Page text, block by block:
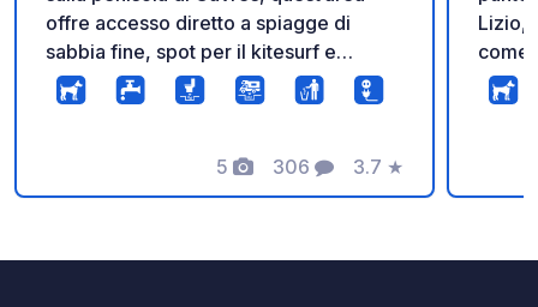
offre accesso diretto a spiagge di
sabbia fine, spot per il kitesurf e
sentieri costieri. Perfetta per respirare
l’aria dell’oceano in Bretagna. Godetevi
piazzole di qualità, elettricità a ogni
colonnina, una moderna area di
5
Foto
306
Commenti
3.7
Valutazione
★
Lizio,
come